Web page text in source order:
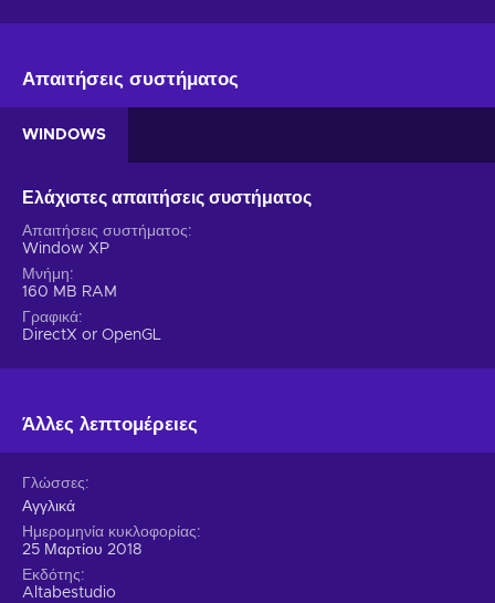
Απαιτήσεις συστήματος
WINDOWS
Ελάχιστες απαιτήσεις συστήματος
Απαιτήσεις συστήματος
Window XP
Μνήμη
160 MB RAM
Γραφικά
DirectX or OpenGL
Άλλες λεπτομέρειες
Γλώσσες
Αγγλικά
Ημερομηνία κυκλοφορίας
25 Μαρτίου 2018
Εκδότης
Altabestudio